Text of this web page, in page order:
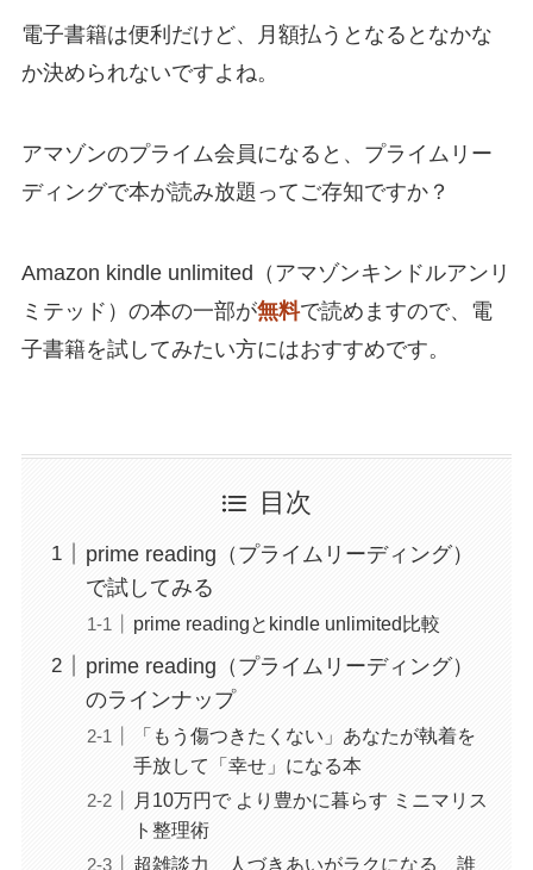
電子書籍は便利だけど、月額払うとなるとなかな
か決められないですよね。
アマゾンのプライム会員になると、プライムリー
ディングで本が読み放題ってご存知ですか？
Amazon kindle unlimited（アマゾンキンドルアンリ
ミテッド）の本の一部が無料で読めますので、電
子書籍を試してみたい方にはおすすめです。
目次
prime reading（プライムリーディング）
で試してみる
prime readingとkindle unlimited比較
prime reading（プライムリーディング）
のラインナップ
「もう傷つきたくない」あなたが執着を
手放して「幸せ」になる本
月10万円で より豊かに暮らす ミニマリス
ト整理術
超雑談力 人づきあいがラクになる 誰